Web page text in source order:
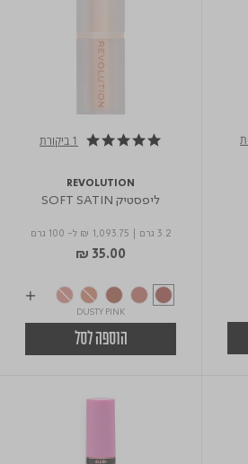
5.0 star rating 1 ביקורת
REVOLUTION
ליפסטיק SOFT SATIN
3.2 גרם ₪ 1,093.75 ל- 100 גרם
₪ 35.00
DUSTY PINK
הוספה לסל